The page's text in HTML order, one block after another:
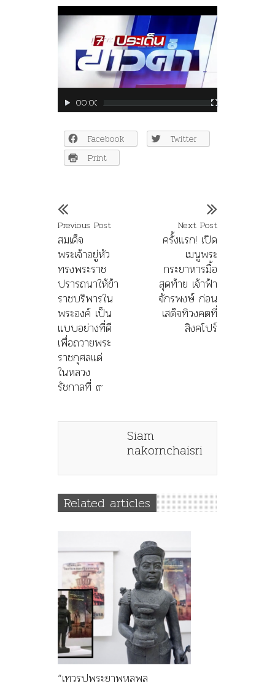
เล่น
ไฟล์
วิดีโอ
00:00 00:38
Facebook
Twitter
Print
Previous Post
สมเด็จ
พระเจ้าอยู่หัว
ทรงพระราช
ปรารถนาให้ข้า
ราชบริพารใน
พระองค์ เป็น
แบบอย่างที่ดี
เพื่อถวายพระ
ราชกุศลแด่
ในหลวง
รัชกาลที่ ๙
Next Post
ครั้งแรก! เปิด
เมนูพระ
กระยาหารมื้อ
สุดท้าย เจ้าฟ้า
จักรพงษ์ ก่อน
เสด็จทิวงคตที่
สิงคโปร์
Siam
nakornchaisri
Related articles
“เทวรูปพระยาพหลพล